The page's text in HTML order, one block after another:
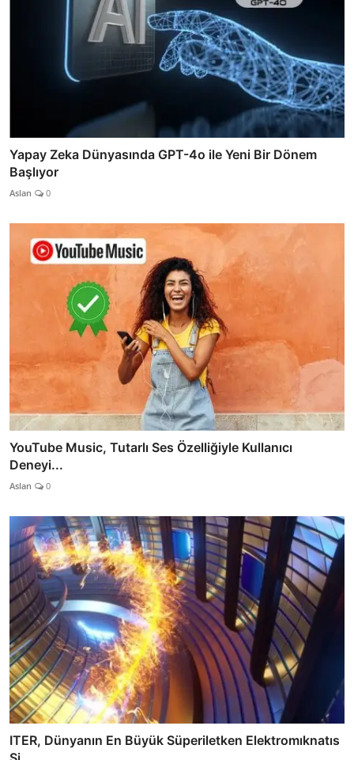
Yapay Zeka Dünyasında GPT-4o ile Yeni Bir Dönem
Başlıyor
Aslan 0
YouTube Music, Tutarlı Ses Özelliğiyle Kullanıcı
Deneyi...
Aslan 0
ITER, Dünyanın En Büyük Süperiletken Elektromıknatıs